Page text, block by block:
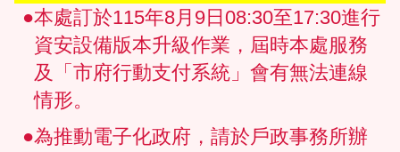
●本處訂於115年8月9日08:30至17:30進行
資安設備版本升級作業，屆時本處服務
及「市府行動支付系統」會有無法連線
情形。
●為推動電子化政府，請於戶政事務所辦